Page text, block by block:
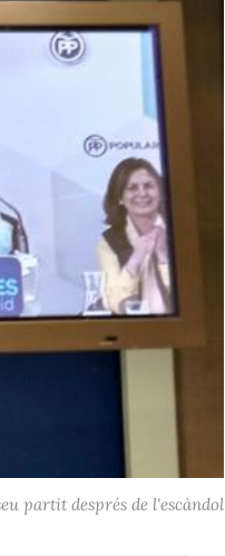
partit després de l'escàndol